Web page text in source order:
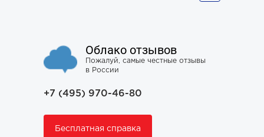
Облако отзывов
Пожалуй, самые честные отзывы
в России
+7 (495) 970-46-80
Бесплатная справка